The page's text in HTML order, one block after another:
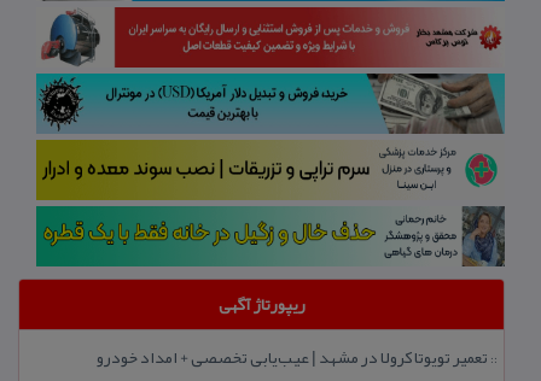
ریپورتاژ آگهی
:: تعمیر تویوتا كرولا در مشهد | عیب‌یابی تخصصی + امداد خودرو